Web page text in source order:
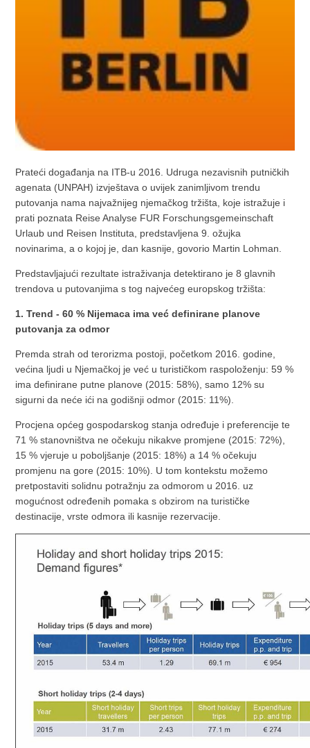
Prateći događanja na ITB-u 2016. Udruga nezavisnih putničkih
agenata (UNPAH) izvještava o uvijek zanimljivom trendu
putovanja nama najvažnijeg njemačkog tržišta, koje istražuje i
prati poznata Reise Analyse FUR Forschungsgemeinschaft
Urlaub und Reisen Instituta, predstavljena 9. ožujka
novinarima, a o kojoj je, dan kasnije, govorio Martin Lohman.
Predstavljajući rezultate istraživanja detektirano je 8 glavnih
trendova u putovanjima s tog najvećeg europskog tržišta:
1. Trend - 60 % Nijemaca ima već definirane planove
putovanja za odmor
Premda strah od terorizma postoji, početkom 2016. godine,
većina ljudi u Njemačkoj je već u turističkom raspoloženju: 59 %
ima definirane putne planove (2015: 58%), samo 12% su
sigurni da neće ići na godišnji odmor (2015: 11%).
Procjena općeg gospodarskog stanja određuje i preferencije te
71 % stanovništva ne očekuju nikakve promjene (2015: 72%),
15 % vjeruje u poboljšanje (2015: 18%) a 14 % očekuju
promjenu na gore (2015: 10%). U tom kontekstu možemo
pretpostaviti solidnu potražnju za odmorom u 2016. uz
mogućnost određenih pomaka s obzirom na turističke
destinacije, vrste odmora ili kasnije rezervacije.